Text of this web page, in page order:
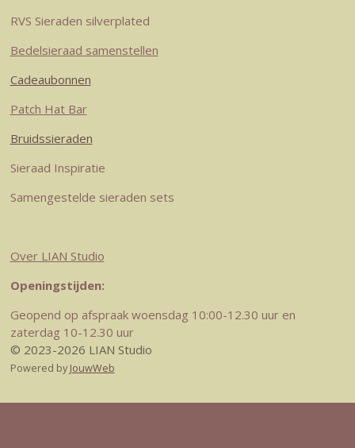
RVS Sieraden silverplated
Bedelsieraad samenstellen
Cadeaubonnen
Patch Hat Bar
Bruidssieraden
Sieraad Inspiratie
Samengestelde sieraden sets
Over LIAN Studio
Openingstijden:
Geopend op afspraak woensdag 10:00-12.30 uur en
zaterdag 10-12.30 uur
© 2023-2026 LIAN Studio
Powered by JouwWeb